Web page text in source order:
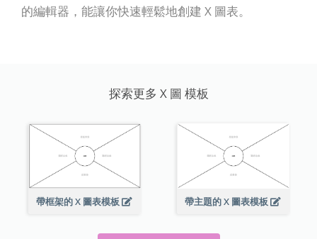
的編輯器，能讓你快速輕鬆地創建 X 圖表。
探索更多 X 圖 模板
帶框架的 X 圖表模板 帶主題的 X 圖表模板